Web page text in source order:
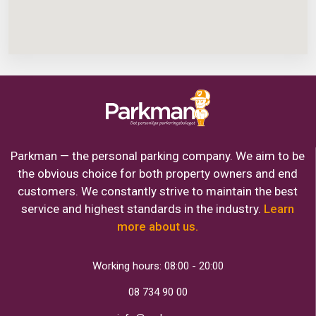
Parkman — the personal parking company. We aim to be
the obvious choice for both property owners and end
customers. We constantly strive to maintain the best
service and highest standards in the industry. Learn
more about us.
Working hours: 08:00 - 20:00
08 734 90 00